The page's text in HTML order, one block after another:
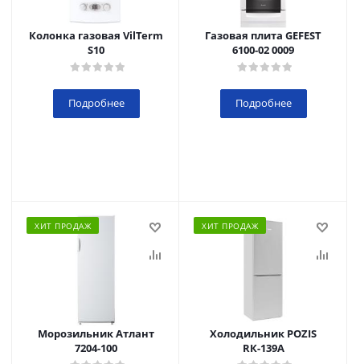
Колонка газовая VilTerm
S10
Подробнее
Газовая плита GEFEST
6100-02 0009
Подробнее
ХИТ ПРОДАЖ
Морозильник Атлант
7204-100
ХИТ ПРОДАЖ
Холодильник POZIS
RК-139А